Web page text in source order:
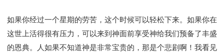
命定性格系列
使徒保罗的福音
属灵的世界
耶稣基督的福音
智慧与悟性
从辖制中得自由
破除属世界的价值观
如何恢复神的形像
如果你经过一个星期的劳苦，这个时候可以轻松下来。如果你在
这世上活得很有压力，可以来到神面前享受神给我们预备了丰盛
的恩典。人如果不知道神是非常宝贵的，那是个悲剧啊！我看见